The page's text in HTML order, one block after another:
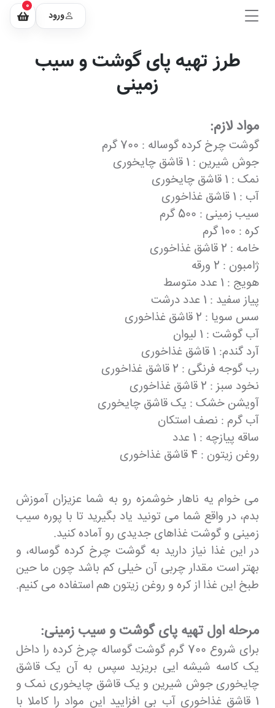
ورود
0
طرز تهیه پای گوشت و سیب
زمینی
مواد لازم:
گوشت چرخ کرده گوساله : 700 گرم
جوش شیرین : 1 قاشق چایخوری
نمک : 1 قاشق چایخوری
آب : 1 قاشق غذاخوری
سیب زمینی : 500 گرم
کره : 100 گرم
خامه : 2 قاشق غذاخوری
ژامبون : 2 ورقه
هویج : 1 عدد متوسط
پیاز سفید : 1 عدد درشت
سس سویا : 2 قاشق غذاخوری
آب گوشت : 1 لیوان
آرد گندم: 1 قاشق غذاخوری
رب گوجه فرنگی : 2 قاشق غذاخوری
نخود سبز : 2 قاشق غذاخوری
آویشن خشک : یک قاشق چایخوری
آب گرم : نصف استکان
ساقه پیازچه : 1 عدد
روغن زیتون : 4 قاشق غذاخوری
می خوام یه ناهار خوشمزه رو به شما عزیزان آموزش
بدم، در واقع شما می تونید یاد بگیرید تا با پوره سیب
زمینی و گوشت غذاهای جدیدی رو آماده کنید.
در این غذا نیاز دارید به گوشت چرخ کرده گوساله، و
بهتر است مقدار چربی آن خیلی کم باشد چون ما حین
طبخ این غذا از کره و روغن زیتون هم استفاده می کنیم.
مرحله اول تهیه پای گوشت و سیب زمینی:
برای شروع 700 گرم گوشت گوساله چرخ کرده را داخل
یک کاسه شیشه ایی بریزید سپس به آن یک قاشق
چایخوری جوش شیرین و یک قاشق چایخوری نمک و
1 قاشق غذاخوری آب بی افزایید این مواد را کاملا با